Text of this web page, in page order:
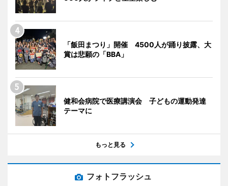
「飯田まつり」開催 4500人が踊り披露、大
賞は悲願の「BBA」
健和会病院で医療講演会 子どもの運動発達
テーマに
もっと見る
フォトフラッシュ